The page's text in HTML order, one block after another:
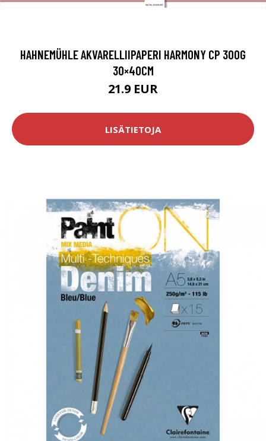
HAHNEMÜHLE AKVARELLIIPAPERI HARMONY CP 300G
30×40CM
21.9 EUR
LISÄTIETOJA